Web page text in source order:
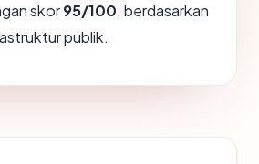
skor95/100, berdasarkan
publik.